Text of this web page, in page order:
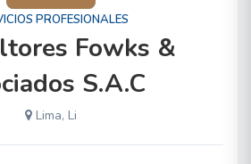
PROFESIONALES
Fowks &
S.A.C
Lima, Li